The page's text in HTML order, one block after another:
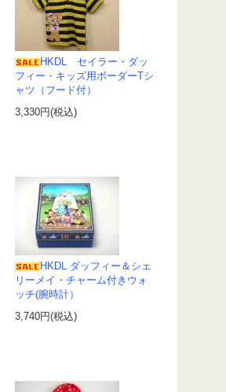
HKDL セイラー・ダッ
フィー・キッズ用ボーダーTシ
ャツ（フード付）
3,330円(税込)
HKDL ダッフィー＆シェ
リーメイ・チャーム付きウォ
ッチ(腕時計）
3,740円(税込)